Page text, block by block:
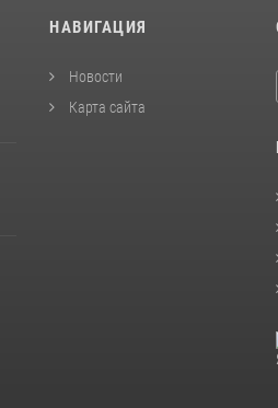
НАВИГАЦИЯ
Новости
Карта сайта